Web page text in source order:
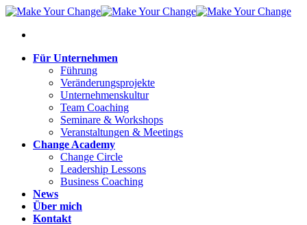
Für Unternehmen
Führung
Veränderungsprojekte
Unternehmenskultur
Team Coaching
Seminare & Workshops
Veranstaltungen & Meetings
Change Academy
Change Circle
Leadership Lessons
Business Coaching
News
Über mich
Kontakt